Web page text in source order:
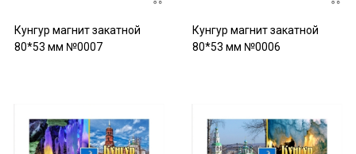
Кунгур магнит закатной
80*53 мм №0007
Кунгур магнит закатной
80*53 мм №0006